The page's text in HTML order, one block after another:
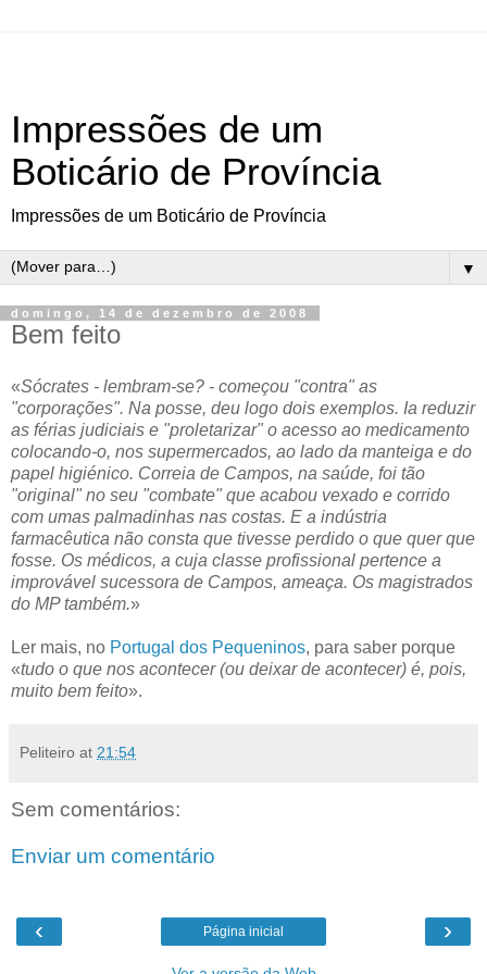
Impressões de um
Boticário de Província
Impressões de um Boticário de Província
▼
domingo, 14 de dezembro de 2008
Bem feito
«Sócrates - lembram-se? - começou "contra" as
"corporações". Na posse, deu logo dois exemplos. Ia reduzir
as férias judiciais e "proletarizar" o acesso ao medicamento
colocando-o, nos supermercados, ao lado da manteiga e do
papel higiénico. Correia de Campos, na saúde, foi tão
"original" no seu "combate" que acabou vexado e corrido
com umas palmadinhas nas costas. E a indústria
farmacêutica não consta que tivesse perdido o que quer que
fosse. Os médicos, a cuja classe profissional pertence a
improvável sucessora de Campos, ameaça. Os magistrados
do MP também.»
Ler mais, no Portugal dos Pequeninos, para saber porque
«tudo o que nos acontecer (ou deixar de acontecer) é, pois,
muito bem feito».
Peliteiro at 21:54
Sem comentários:
Enviar um comentário
‹ ›
Página inicial